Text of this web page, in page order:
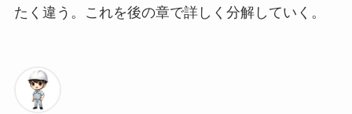
たく違う。これを後の章で詳しく分解していく。